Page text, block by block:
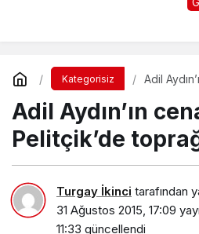
Kategorisiz
Adil
Adil Aydın’ın
Pelitçik’de
Turgay İkinci tarafından
31 Ağustos 2015, 17:09
11:33 güncellendi